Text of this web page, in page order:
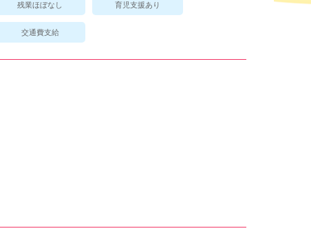
残業ほぼなし 育児支援あり
交通費支給